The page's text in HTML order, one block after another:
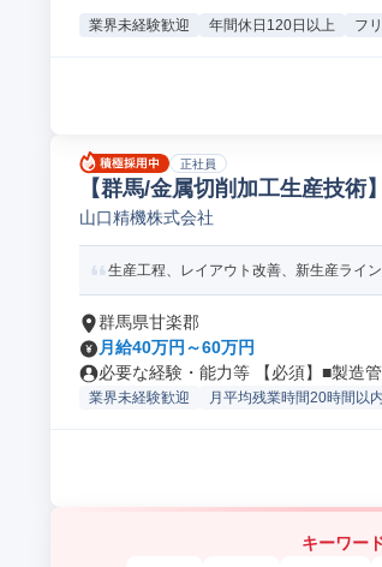
業界未経験歓迎 年間休日120日以上 フ
正社員
【群馬/金属切削加工生産技
ーター/ラインマネージャー(機
山口精機株式会社
生産工程、レイアウト改善、新生産ライ
群馬県甘楽郡
月給40万円～60万円
必要な経験・能力等 【必須】■製造
業界未経験歓迎 月平均残業時間20時間以内
キーワー